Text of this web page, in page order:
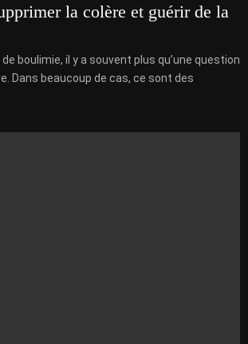
la colère et guérir de la
boulimie, il y a souvent plus qu’une question
Dans beaucoup de cas, ce sont des